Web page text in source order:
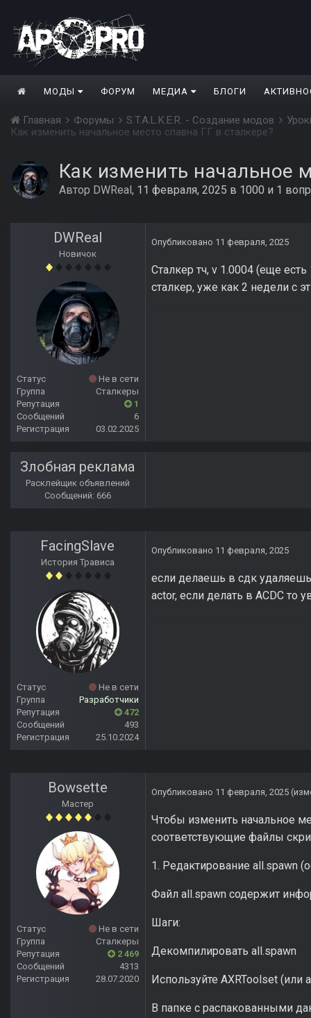
МОДЫ ФОРУМ МЕДИА БЛОГИ
Главная Форумы S.T.A.L.K.E.R. - Создание модов
Как изменить начальное место спавна ГГ в сталкере?
Как изменить начальное
Автор DWReal, 11 февраля, 2025 в 1000 и 1
DWReal
Новичок
Статус
Не в сети
Группа
Сталкеры
Репутация
1
Сообщений
6
Регистрация
03.02.2025
Опубликовано 11 февраля, 2025
Сталкер тч, v 1.0004 (еще
сталкер, уже как 2 недели с
Злобная реклама
Расклейщик объявлений
Сообщений: 666
FacingSlave
История Трависа
Статус
Не в сети
Группа
Разработчики
Репутация
472
Сообщений
493
Регистрация
25.10.2024
Опубликовано 11 февраля, 2025
если делаешь в сдк
actor, если делать в ACDC то
Bowsette
Мастер
Статус
Не в сети
Группа
Сталкеры
Репутация
2 469
Сообщений
4313
Регистрация
28.07.2020
Опубликовано 11 февраля, 2025
Чтобы изменить начальное
соответствующие файлы
1. Редактирование all.spawn
Файл all.spawn содержит
Шаги:
Декомпилировать all.spawn
Используйте AXRToolset
В папке с распакованными